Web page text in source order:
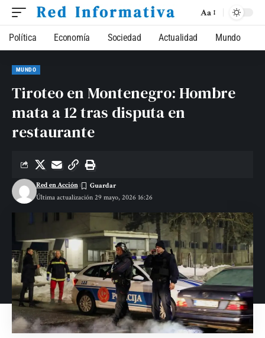
Aa
Política Economía Sociedad Actualidad Mundo
MUNDO
Tiroteo en Montenegro: Hombre
mata a 12 tras disputa en
restaurante
Última actualización 29 mayo, 2026 16:26
Red en Acción